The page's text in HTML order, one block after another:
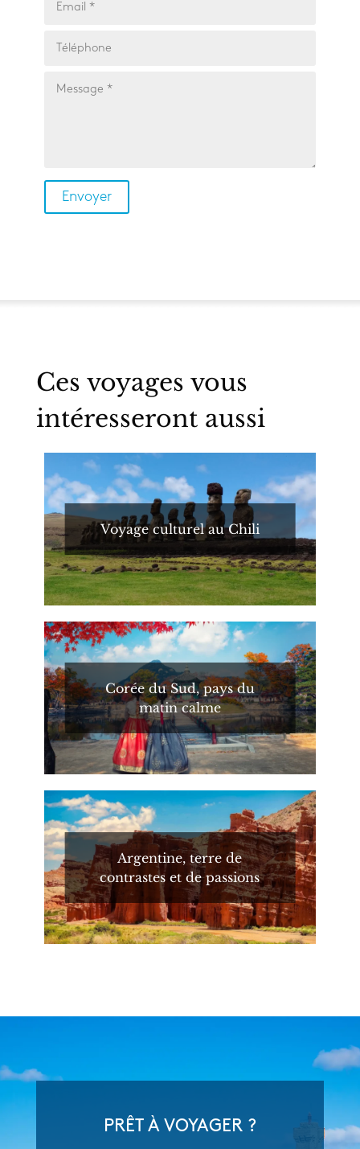
Ces voyages vous
intéresseront aussi
Voyage culturel au Chili
Corée du Sud, pays du
matin calme
Argentine, terre de
contrastes et de passions
PRÊT À VOYAGER ?